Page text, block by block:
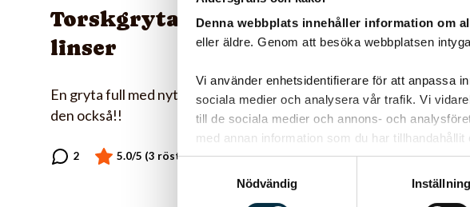
Denna webbplats innehåller information om
eller äldre. Genom att besöka webbplatsen
Vi använder enhetsidentifierare för att anpassa
sociala medier och analysera vår trafik. Vi
till de sociala medier och annons- och
med annan information som du har
Nödvändig
Torskgryta med röda
linser
En gryta full med nyttigheter…. och god är
den också!!
mig idag
ett gott